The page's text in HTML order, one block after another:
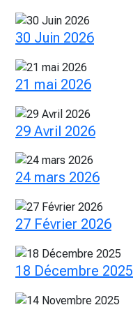
30 Juin 2026
21 mai 2026
29 Avril 2026
24 mars 2026
27 Février 2026
18 Décembre 2025